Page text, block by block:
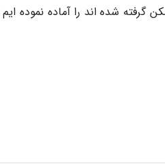
گرفته شده اند را آماده